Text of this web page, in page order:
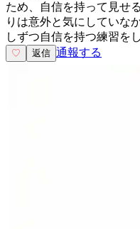
ため、自信を持って見せ
りは意外と気にしていな
しずつ自信を持つ練習を
♡ 返信 通報する